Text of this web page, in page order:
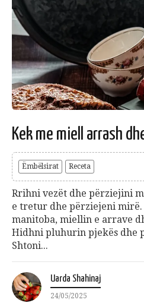
Kek me miell arrash
Ëmbëlsirat Receta
Rrihni vezët dhe përziejini
e tretur dhe përziejeni
manitoba, miellin e arrave
Hidhni pluhurin pjekës dhe
Shtoni...
Uarda Shahinaj
24/05/2025